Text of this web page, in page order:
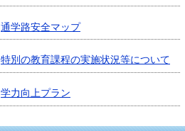
通学路安全マップ
特別の教育課程の実施状況等について
学力向上プラン